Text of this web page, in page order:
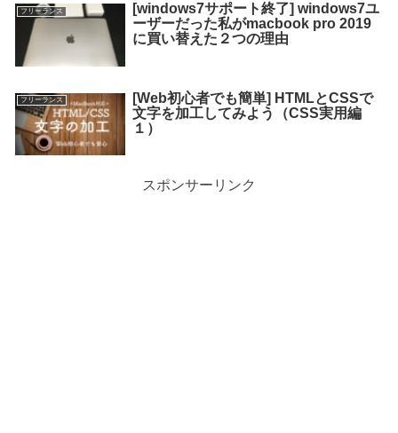
フリーランス
[windows7サポート終了] windows7ユ
ーザーだった私がmacbook pro 2019
に買い替えた２つの理由
フリーランス
[Web初心者でも簡単] HTMLとCSSで
文字を加工してみよう（CSS実用編
１）
スポンサーリンク